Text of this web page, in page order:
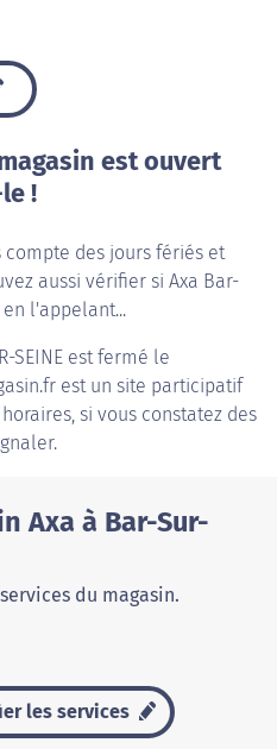
est ouvert
!
compte des jours fériés et
aussi vérifier si Axa Bar-
l'appelant...
SEINE est fermé le
est un site participatif
si vous constatez des
Axa à Bar-Sur-
du magasin.
les services